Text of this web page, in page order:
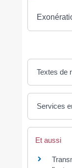
Textes de
Services
Et aussi